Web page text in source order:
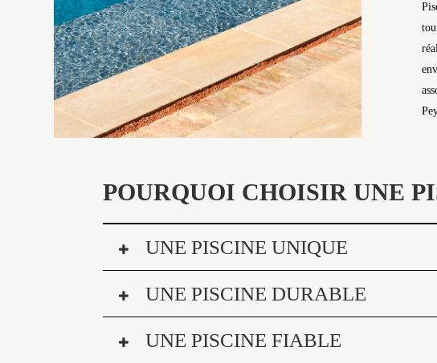
POURQUOI CHOISIR UNE
UNE PISCINE UNIQUE
UNE PISCINE DURABLE
UNE PISCINE FIABLE